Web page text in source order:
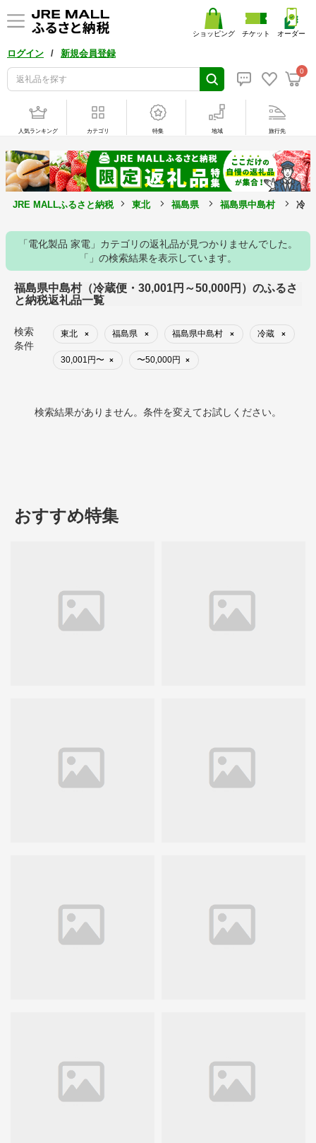
ログイン / 新規会員登録
0
ショッピング チケット オーダー
人気ランキング カテゴリ 特集 地域 旅行先
JRE MALLふるさと納税 東北 福島県 福島県中島村 冷
「電化製品 家電」カテゴリの返礼品が見つかりませんでした。
「」の検索結果を表示しています。
福島県中島村（冷蔵便・30,001円～50,000円）のふるさ
と納税返礼品一覧
検索
条件
東北 × 福島県 × 福島県中島村 × 冷蔵 ×
30,001円〜 × 〜50,000円 ×
検索結果がありません。条件を変えてお試しください。
おすすめ特集